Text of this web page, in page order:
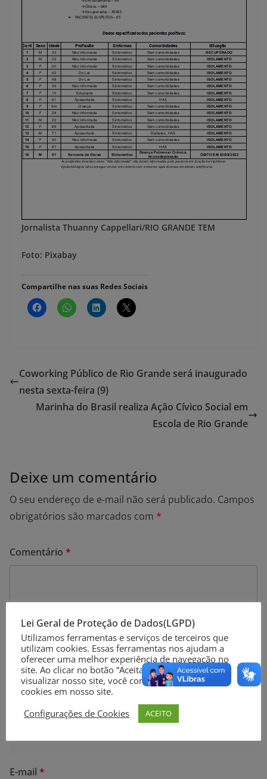
Jornalista Thuanny Cappellari/RIO GRANDE TEM
Foto: Pixabay
Compartilhe nas suas Redes Sociais
Coworking Público de Rio Grande será inaugurado
nesta sexta-feira (9)
Marinha do Brasil realiza Ação Cívico Social em
Escola de Rio Grande
Deixe um comentário
O seu endereço de e-mail não será publicado. Campos
obrigatórios são marcados com *
Comentário *
Nome*
E-mail *
Lei Geral de Proteção de Dados(LGPD)
Utilizamos ferramentas e serviços de terceiros que
utilizam cookies. Essas ferramentas nos ajudam a
oferecer uma melhor experiência de navegação no
site. Ao clicar no botão “Aceitar” ou continuar a
visualizar nosso site, você concorda com o uso de
cookies em nosso site.
Configurações de Cookies
ACEITO